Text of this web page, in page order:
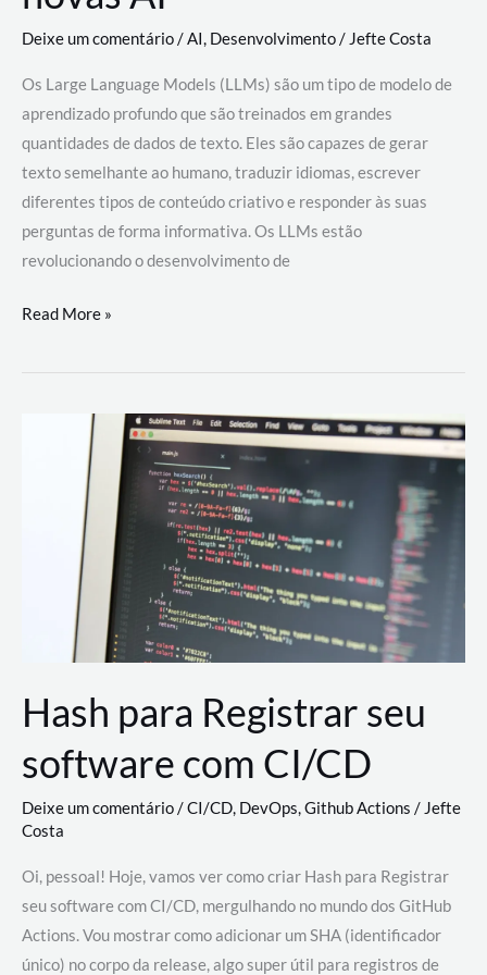
Deixe um comentário/AI, Desenvolvimento/ Jefte Costa
Os Large Language Models (LLMs) são um tipo de modelo de
aprendizado profundo que são treinados em grandes
quantidades de dados de texto. Eles são capazes de gerar
texto semelhante ao humano, traduzir idiomas, escrever
diferentes tipos de conteúdo criativo e responder às suas
perguntas de forma informativa. Os LLMs estão
revolucionando o desenvolvimento de
Large
Models
revolucionando
desenvolvimento
Read More »
Hash para Registrar seu
software com CI/CD
Deixe um comentário/CI/CD, DevOps,Github Actions /Jefte
Costa
Oi, pessoal! Hoje, vamos ver como criar Hash para Registrar
seu software com CI/CD, mergulhando no mundo dos GitHub
Actions. Vou mostrar como adicionar um SHA (identificador
único) no corpo da release, algo super útil para registros de